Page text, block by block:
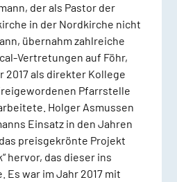
der als Pastor der
in der Nordkirche nicht
übernahm zahlreiche
Vertretungen auf Föhr,
2017 als direkter Kollege
Pfarrstelle
Holger Asmussen
Einsatz in den Jahren
preisgekrönte Projekt
hervor, das dieser ins
Es war im Jahr 2017 mit